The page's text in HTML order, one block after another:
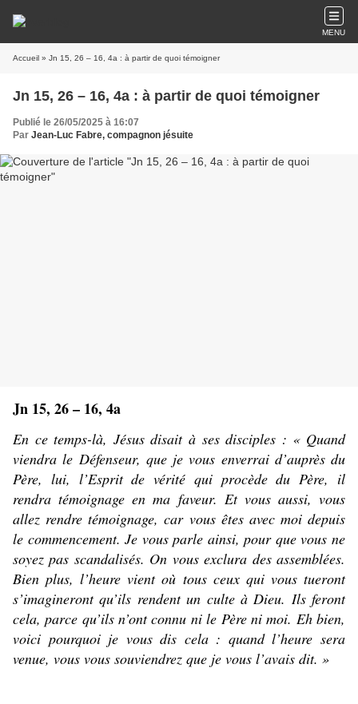
MENU
Accueil » Jn 15, 26 – 16, 4a : à partir de quoi témoigner
Jn 15, 26 – 16, 4a : à partir de quoi témoigner
Publié le 26/05/2025 à 16:07
Par Jean-Luc Fabre, compagnon jésuite
Jn 15, 26 – 16, 4a
En ce temps-là, Jésus disait à ses disciples : « Quand
viendra le Défenseur, que je vous enverrai d’auprès du
Père, lui, l’Esprit de vérité qui procède du Père, il
rendra témoignage en ma faveur. Et vous aussi, vous
allez rendre témoignage, car vous êtes avec moi depuis
le commencement. Je vous parle ainsi, pour que vous ne
soyez pas scandalisés. On vous exclura des assemblées.
Bien plus, l’heure vient où tous ceux qui vous tueront
s’imagineront qu’ils rendent un culte à Dieu. Ils feront
cela, parce qu’ils n’ont connu ni le Père ni moi. Eh bien,
voici pourquoi je vous dis cela : quand l’heure sera
venue, vous vous souviendrez que je vous l’avais dit. »